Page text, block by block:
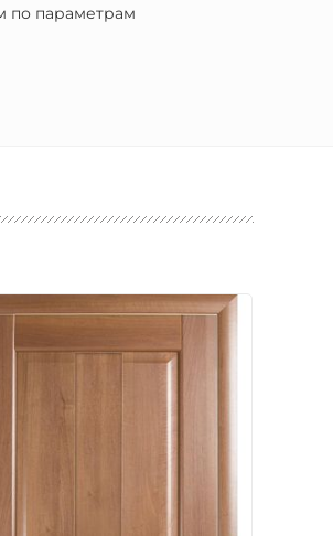
по параметрам